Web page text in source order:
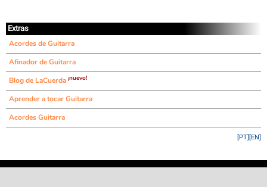
Extras
Acordes de Guitarra
Afinador de Guitarra
Blog de LaCuerda ¡nuevo!
Aprender a tocar Guitarra
Acordes Guitarra
[EN]
[PT]